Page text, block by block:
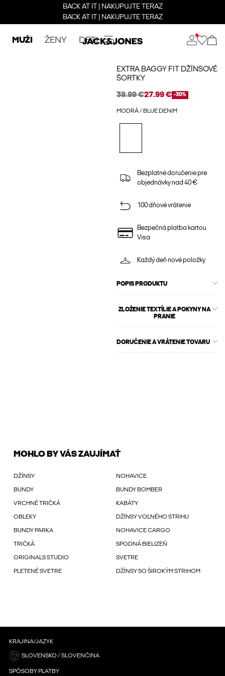
BACK AT IT | NAKUPUJTE TERAZ
BACK AT IT | NAKUPUJTE TERAZ
MUŽI ŽENY DETI
EXTRA BAGGY FIT DŽÍNSOVÉ
ŠORTKY
39.99 €27.99 € -30%
MODRÁ / BLUE DENIM
Bezplatné doručenie pre
objednávky nad 40 €
100 dňové vrátenie
Bezpečná platba kartou
Visa
Každý deň nové položky
POPIS PRODUKTU
ZLOŽENIE TEXTÍLIE A POKYNY NA
PRANIE
DORUČENIE A VRÁTENIE TOVARU
MOHLO BY VÁS ZAUJÍMAŤ
DŽÍNSY NOHAVICE
BUNDY BUNDY BOMBER
VRCHNÉ TRIČKÁ KABÁTY
OBLEKY DŽÍNSY VOĽNÉHO STRIHU
BUNDY PARKA NOHAVICE CARGO
TRIČKÁ SPODNÁ BIELIZEŇ
ORIGINALS STUDIO SVETRE
PLETENÉ SVETRE DŽÍNSY SO ŠIROKÝM STRIHOM
KRAJINA/JAZYK
SLOVENSKO / SLOVENČINA
SPÔSOBY PLATBY